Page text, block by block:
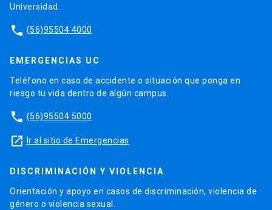
Universidad.
phone (56)95504 4000
EMERGENCIAS UC
Teléfono en caso de accidente o situación que ponga en
riesgo tu vida dentro de algún campus.
phone (56)95504 5000
launch Ir al sitio de Emergencias
DISCRIMINACIÓN Y VIOLENCIA
Orientación y apoyo en casos de discriminación, violencia de
género o violencia sexual.